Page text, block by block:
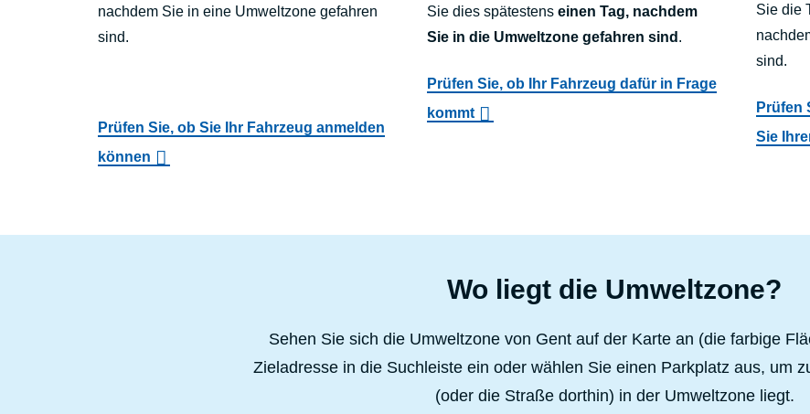
nachdem Sie in eine Umweltzone gefahren
sind.
Prüfen Sie, ob Sie Ihr Fahrzeug anmelden
können
Sie dies spätestens einen Tag, nachdem
Sie in die Umweltzone gefahren sind .
Prüfen Sie, ob Ihr Fahrzeug dafür in Frage
kommt
Sie die
sind.
Prüfen
Sie
Wo liegt die Umweltzone?
Sehen Sie sich die Umweltzone von Gent auf der Karte an (die farbige
Zieladresse in die Suchleiste ein oder wählen Sie einen Parkplatz aus, um
(oder die Straße dorthin) in der Umweltzone liegt.